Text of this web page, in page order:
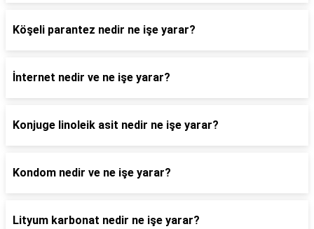
Köşeli parantez nedir ne işe yarar?
İnternet nedir ve ne işe yarar?
Konjuge linoleik asit nedir ne işe yarar?
Kondom nedir ve ne işe yarar?
Lityum karbonat nedir ne işe yarar?